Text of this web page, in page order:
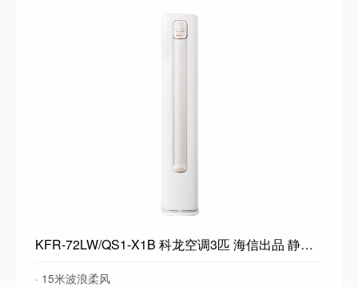
KFR-72LW/QS1-X1B 科龙空调3匹 海信出品 静省电 喵式生活新一级变频冷暖柜机立式客厅家用
· 15米波浪柔风